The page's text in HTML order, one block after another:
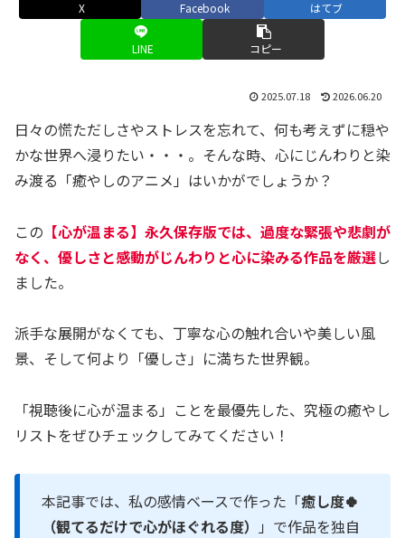
X Facebook はてブ
LINE コピー
2025.07.18 2026.06.20
日々の慌ただしさやストレスを忘れて、何も考えずに穏や
かな世界へ浸りたい・・・。そんな時、心にじんわりと染
み渡る「癒やしのアニメ」はいかがでしょうか？
この 【心が温まる】永久保存版では、過度な緊張や悲劇が
なく、優しさと感動がじんわりと心に染みる作品を厳選し
ました。
派手な展開がなくても、丁寧な心の触れ合いや美しい風
景、そして何より「優しさ」に満ちた世界観。
「視聴後に心が温まる」ことを最優先した、究極の癒やし
リストをぜひチェックしてみてください！
本記事では、私の感情ベースで作った「癒し度🍀
（観てるだけで心がほぐれる度）
」で作品を独自